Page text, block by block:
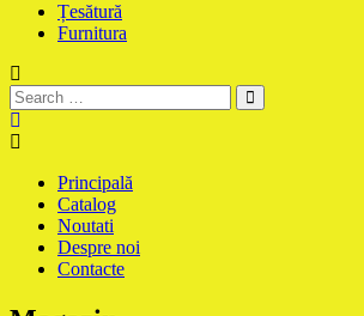
Țesătură
Furnitura
Principală
Catalog
Noutati
Despre noi
Contacte